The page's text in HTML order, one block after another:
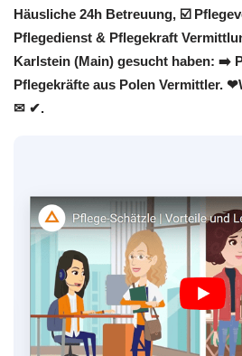
Häusliche 24h Betreuung, ☑️
Pflegedienst & Pflegekraft
Karlstein (Main) gesucht haben: ➡️
Pflegekräfte aus Polen Vermittler.
✉ ✔.